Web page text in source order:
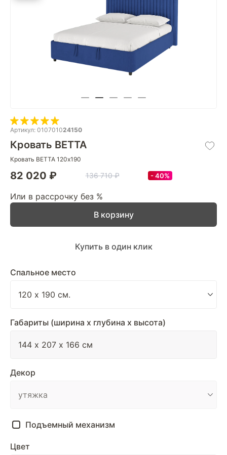
Артикул: 010701024150
Кровать BETTA
Кровать BETTA 120х190
82 020 ₽ 136 710 ₽ 40%
Или в рассрочку без %
Спальное место
Габариты (ширина х глубина х высота)
Декор
Подъемный механизм
Цвет
В корзину
Купить в один клик